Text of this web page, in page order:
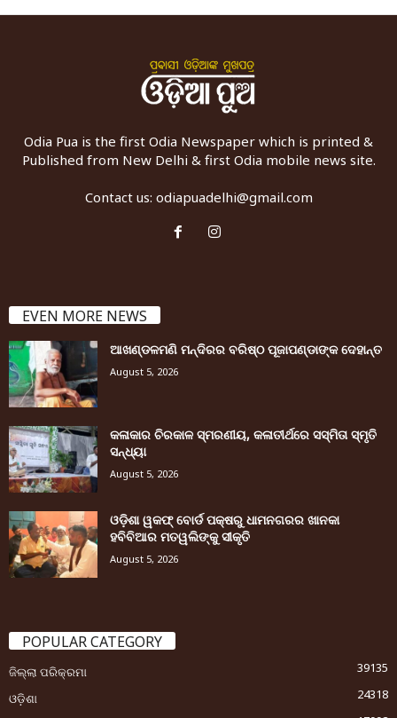
Odia Pua is the first Odia Newspaper which is printed &
Published from New Delhi & first Odia mobile news site.
Contact us: odiapuadelhi@gmail.com
EVEN MORE NEWS
ଆଖଣ୍ଡଳମଣି ମନ୍ଦିରର ବରିଷ୍ଠ ପୂଜାପଣ୍ଡାଙ୍କ ଦେହାନ୍ତ
August 5, 2026
କଳାକାର ଚିରକାଳ ସ୍ମରଣୀୟ, କଳାତୀର୍ଥରେ ସସ୍ମିତା ସ୍ମୃତି
ସନ୍ଧ୍ୟା
August 5, 2026
ଓଡ଼ିଶା ୱକଫ୍ ବୋର୍ଡ ପକ୍ଷରୁ ଧାମନଗରର ଖାନକା
ହବିବିଆର ମତୱଲିଙ୍କୁ ସୀକୃତି
August 5, 2026
POPULAR CATEGORY
ଜିଲ୍ଲା ପରିକ୍ରମା
39135
ଓଡ଼ିଶା
24318